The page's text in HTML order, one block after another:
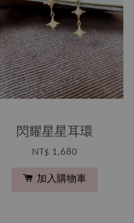
閃耀星星耳環
NT$ 1,680
加入購物車